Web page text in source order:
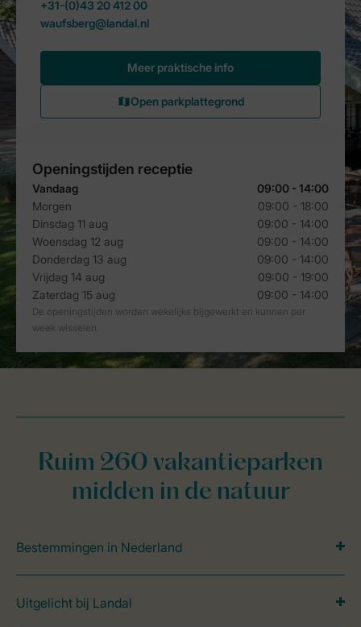
Ruim 260 vakantieparken
midden in de natuur
Bestemmingen in Nederland
Uitgelicht bij Landal